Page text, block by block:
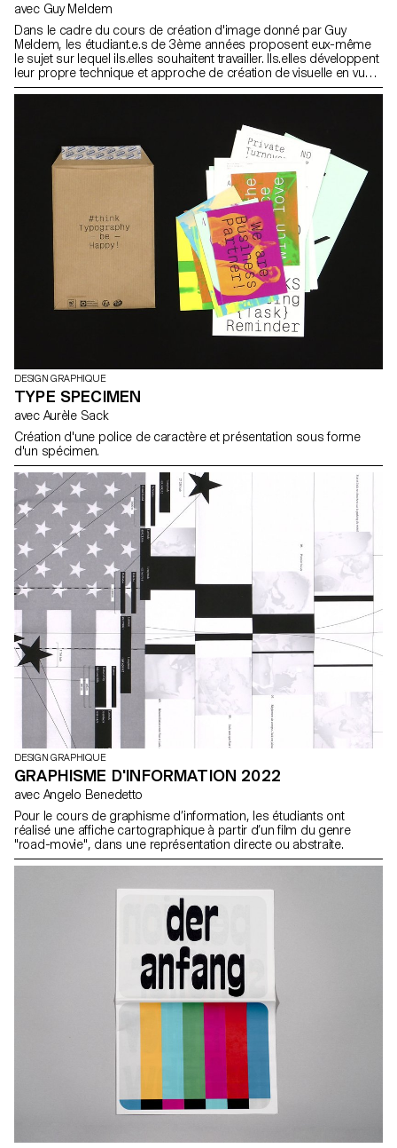
avec Guy Meldem
Dans le cadre du cours de création d'image donné par Guy
Meldem, les étudiant.e.s de 3ème années proposent eux-même
le sujet sur lequel ils.elles souhaitent travailler. Ils.elles développent
leur propre technique et approche de création de visuelle en vue
de leur diplôme et de future leur pratique professionnelle.
DESIGN GRAPHIQUE
TYPE SPECIMEN
avec Aurèle Sack
Création d'une police de caractère et présentation sous forme
d'un spécimen.
DESIGN GRAPHIQUE
GRAPHISME D'INFORMATION 2022
avec Angelo Benedetto
Pour le cours de graphisme d’information, les étudiants ont
réalisé une affiche cartographique à partir d’un film du genre
"road-movie", dans une représentation directe ou abstraite.